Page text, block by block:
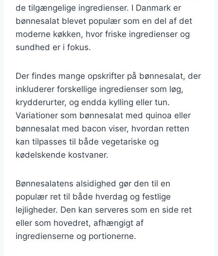
de tilgængelige ingredienser. I Danmark er
bønnesalat blevet populær som en del af det
moderne køkken, hvor friske ingredienser og
sundhed er i fokus.
Der findes mange opskrifter på bønnesalat, der
inkluderer forskellige ingredienser som løg,
krydderurter, og endda kylling eller tun.
Variationer som bønnesalat med quinoa eller
bønnesalat med bacon viser, hvordan retten
kan tilpasses til både vegetariske og
kødelskende kostvaner.
Bønnesalatens alsidighed gør den til en
populær ret til både hverdag og festlige
lejligheder. Den kan serveres som en side ret
eller som hovedret, afhængigt af
ingredienserne og portionerne.